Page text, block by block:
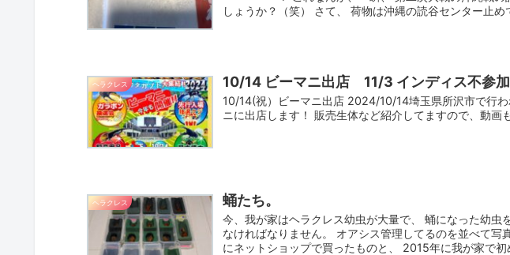
しょうか？（笑） さて、 荷物は沖縄の読谷センター止
ヘラクレス 10/14 ビーマニ出店 11/3 インディス不参加
10/14(祝）ビーマニ出店 2024/10/14埼玉県所沢市で行
ニに出店します！ 販売生体など紹介してますので、動
ヘラクレス 蛹たち。
今、我が家はヘラクレス幼虫が大量で、 蛹になった幼虫
なければなりません。 オアシス管理してるのを並べて写
にネットショップで買ったものと、 2015年に我が家で初